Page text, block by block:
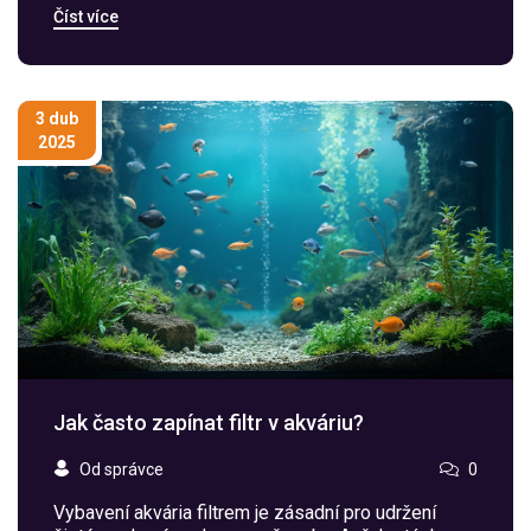
pro vaše ryby.
Číst více
3 dub
2025
Jak často zapínat filtr v akváriu?
Od správce 0
Vybavení akvária filtrem je zásadní pro udržení